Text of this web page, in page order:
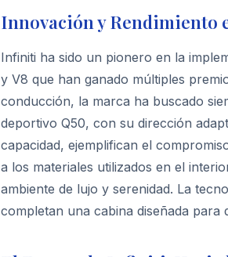
Innovación y Rendimiento
Infiniti ha sido un pionero en la
y V8 que han ganado múltiples
conducción, la marca ha buscado
deportivo Q50, con su dirección
capacidad, ejemplifican el
a los materiales utilizados en el
ambiente de lujo y serenidad. La
completan una cabina diseñada para